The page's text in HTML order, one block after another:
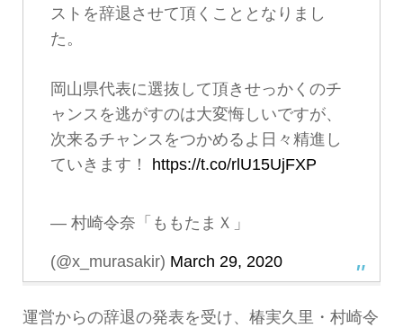
ストを辞退させて頂くこととなりまし
た。
岡山県代表に選抜して頂きせっかくのチ
ャンスを逃がすのは大変悔しいですが、
次来るチャンスをつかめるよ日々精進し
ていきます！
https://t.co/rlU15UjFXP
— 村崎令奈「ももたまＸ」
(@x_murasakir) March 29, 2020
運営からの辞退の発表を受け、椿実久里・村崎令